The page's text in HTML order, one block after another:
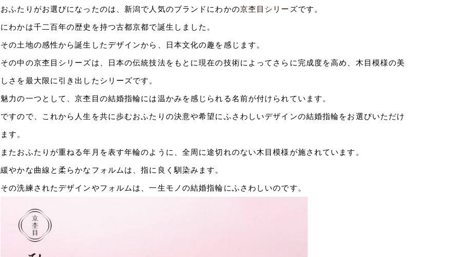
おふたりがお選びになったのは、新潟で人気のブランドにわかの京杢目シリーズです。
にわかは千二百年の歴史を持つ古都京都で誕生しました。
その土地の感性から誕生したデザインから、日本文化の趣を感じます。
その中の京杢目シリーズは、日本の伝統技法をもとに現在の技術によってさらに完成度を高め、木目模様の美
しさを最大限に引き出したシリーズです。
魅力の一つとして、京杢目の結婚指輪には温かみを感じられる名前が付けられています。
ですので、これから人生を共に歩むおふたりの決意や希望にふさわしいデザインの結婚指輪をお選びいただけ
ます。
またおふたりが重ねる年月を表す年輪のように、全周に途切れのない木目模様が施されています。
緩やかな曲線と柔らかなフォルムは、指に良く馴染みます。
その洗練されたデザインやフォルムは、一生モノの結婚指輪にふさわしいのです。